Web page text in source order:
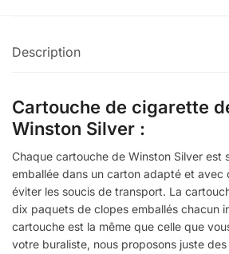
Description
Cartouche de cigarette
Winston Silver :
Chaque cartouche de Winston Silver est
emballée dans un carton adapté et avec
éviter les soucis de transport. La
dix paquets de clopes emballés chacun
cartouche est la même que celle que
votre buraliste, nous proposons juste